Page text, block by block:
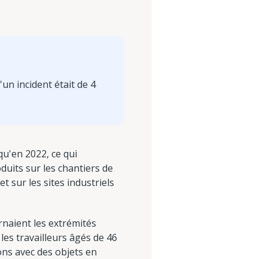
incident était de 4
2022, ce qui
sur les chantiers de
sur les sites industriels
les extrémités
travailleurs âgés de 46
avec des objets en